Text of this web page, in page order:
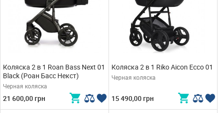
Коляска 2 в 1 Roan Bass Next 01
Black (Роан Басс Некст)
Черная коляска
21 600,00 грн
Коляска 2 в 1 Riko Aicon Ecco 01
Черная коляска
15 490,00 грн